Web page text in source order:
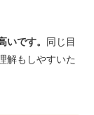
いです。 同じ目
解もしやすいた